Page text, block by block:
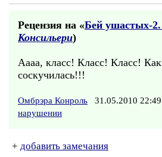
Рецензия на «Бей ушастых-2.
Консильери)
Аааа, класс! Класс! Класс!
соскучилась!!!
Омбрэра Конроль 31.05.2010
нарушении
+ добавить замечания